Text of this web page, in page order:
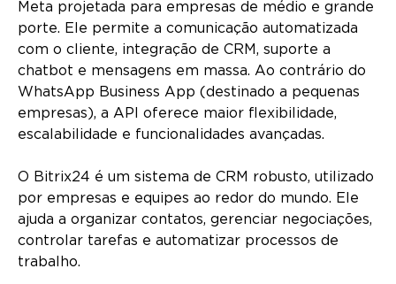
Meta projetada para empresas de médio e grande
porte. Ele permite a comunicação automatizada
com o cliente, integração de CRM, suporte a
chatbot e mensagens em massa. Ao contrário do
WhatsApp Business App (destinado a pequenas
empresas), a API oferece maior flexibilidade,
escalabilidade e funcionalidades avançadas.
O Bitrix24 é um sistema de CRM robusto, utilizado
por empresas e equipes ao redor do mundo. Ele
ajuda a organizar contatos, gerenciar negociações,
controlar tarefas e automatizar processos de
trabalho.